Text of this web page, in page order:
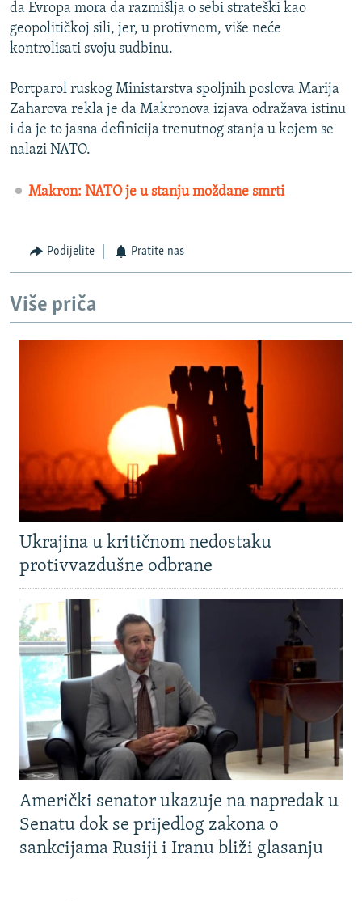
da Evropa mora da razmišlja o sebi strateški kao
geopolitičkoj sili, jer, u protivnom, više neće
kontrolisati svoju sudbinu.
Portparol ruskog Ministarstva spoljnih poslova Marija
Zaharova rekla je da Makronova izjava odražava istinu
i da je to jasna definicija trenutnog stanja u kojem se
nalazi NATO.
Makron: NATO je u stanju moždane smrti
Podijelite Pratite nas
Više priča
Ukrajina u kritičnom nedostaku
protivvazdušne odbrane
Američki senator ukazuje na napredak u
Senatu dok se prijedlog zakona o
sankcijama Rusiji i Iranu bliži glasanju